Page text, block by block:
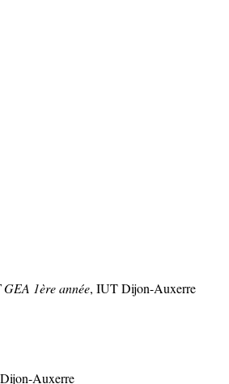
1ère année, IUT Dijon-Auxerre
Auxerre